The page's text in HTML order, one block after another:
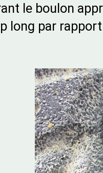
le boulon
long par